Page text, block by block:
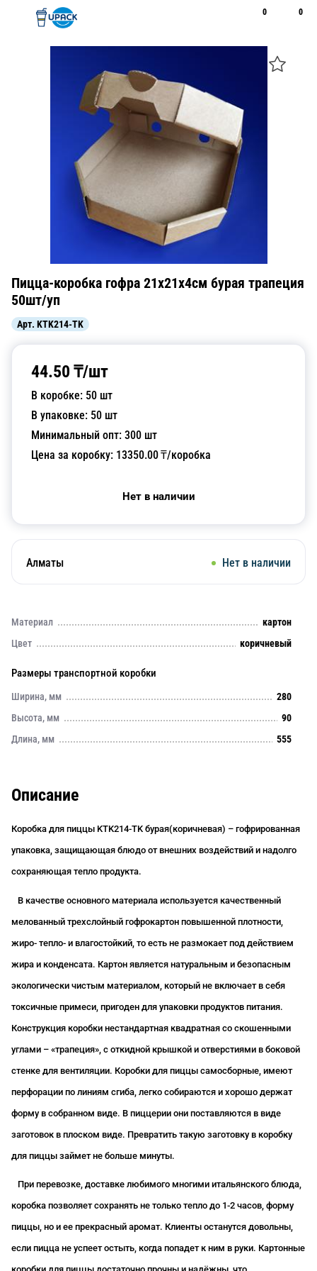
0 0
Пицца-коробка гофра 21х21х4см бурая трапеция
50шт/уп
Арт. KTK214-TK
44.50 ₸/шт
В коробке: 50 шт
В упаковке: 50 шт
Минимальный опт: 300 шт
Цена за коробку: 13350.00₸/коробка
Нет в наличии
Алматы Нет в наличии
Материал
картон
Цвет
коричневый
Размеры транспортной коробки
Ширина, мм
280
Высота, мм
90
Длина, мм
555
Описание
Коробка для пиццы KTK214-TK бурая(коричневая) – гофрированная
упаковка, защищающая блюдо от внешних воздействий и надолго
сохраняющая тепло продукта.
В качестве основного материала используется качественный
мелованный трехслойный гофрокартон повышенной плотности,
жиро- тепло- и влагостойкий, то есть не размокает под действием
жира и конденсата. Картон является натуральным и безопасным
экологически чистым материалом, который не включает в себя
токсичные примеси, пригоден для упаковки продуктов питания.
Конструкция коробки нестандартная квадратная со скошенными
углами – «трапеция», с откидной крышкой и отверстиями в боковой
стенке для вентиляции. Коробки для пиццы самосборные, имеют
перфорации по линиям сгиба, легко собираются и хорошо держат
форму в собранном виде. В пиццерии они поставляются в виде
заготовок в плоском виде. Превратить такую заготовку в коробку
для пиццы займет не больше минуты.
При перевозке, доставке любимого многими итальянского блюда,
коробка позволяет сохранять не только тепло до 1-2 часов, форму
пиццы, но и ее прекрасный аромат. Клиенты останутся довольны,
если пицца не успеет остыть, когда попадет к ним в руки. Картонные